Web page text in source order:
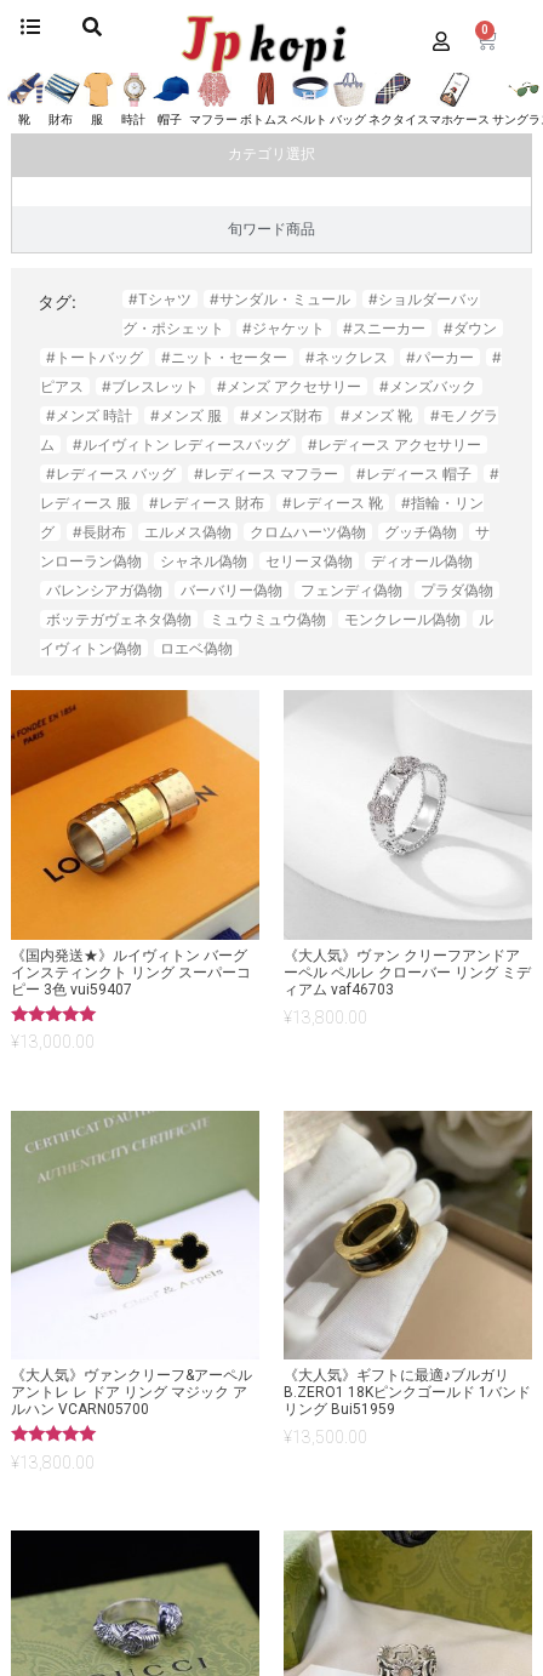
0
靴 財布 服 時計 帽子 マフラー ボトムス ベルト バッグネクタイ スマホケース サング
/ “#指輪・リング”にタグ付けされた商品
#指輪・リング
カテゴリ選択
旬ワード商品
タグ: #Tシャツ #サンダル・ミュール
#ショルダーバッ
グ・ポシェット
#ジャケット #スニーカー
#ダウン
#トートバッグ
#ニット・セーター #ネックレス #パーカー
#
ピアス
#ブレスレット #メンズ アクセサリー
#メンズバック
#メンズ 時計
#メンズ 服 #メンズ財布 #メンズ 靴
#モノグラ
ム
#ルイヴィトン レディースバッグ
#レディース アクセサリー
#レディース バッグ
#レディース マフラー #レディース 帽子
#
レディース 服
#レディース 財布 #レディース 靴
#指輪・リン
グ
#長財布 エルメス偽物 クロムハーツ偽物 グッチ偽物
サ
ンローラン偽物
シャネル偽物 セリーヌ偽物
ディオール偽物
バレンシアガ偽物
バーバリー偽物 フェンディ偽物
プラダ偽物
ボッテガヴェネタ偽物
ミュウミュウ偽物 モンクレール偽物
ル
イヴィトン偽物
ロエベ偽物
《国内発送★》ルイヴィトン バーグ
インスティンクト リング スーパーコ
ピー 3色 vui59407
5段階中
5.00
¥13,000.00
《大人気》ヴァン クリーフアンドア
ーペル ペルレ クローバー リング ミデ
ィアム vaf46703
¥13,800.00
《大人気》ヴァンクリーフ&アーペル
アントレ レ ドア リング マジック ア
ルハン VCARN05700
5段階中
5.00
¥13,800.00
《大人気》ギフトに最適♪ブルガリ
B.ZERO1 18Kピンクゴールド 1バンド
リング Bui51959
¥13,500.00